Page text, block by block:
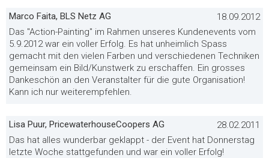
Marco Faita, BLS Netz AG
18.09.2012
Das "Action-Painting" im Rahmen unseres Kundenevents vom
5.9.2012 war ein voller Erfolg. Es hat unheimlich Spass
gemacht mit den vielen Farben und verschiedenen Techniken
gemeinsam ein Bild/Kunstwerk zu erschaffen. Ein grosses
Dankeschön an den Veranstalter für die gute Organisation!
Kann ich nur weiterempfehlen.
Lisa Puur, PricewaterhouseCoopers AG
28.02.2011
Das hat alles wunderbar geklappt - der Event hat Donnerstag
letzte Woche stattgefunden und war ein voller Erfolg!